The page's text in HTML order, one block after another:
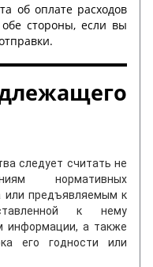
об оплате расходов
стороны, если вы
следует считать не
нормативных
или предъявляемым к
к нему
информации, а также
его годности или